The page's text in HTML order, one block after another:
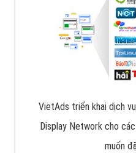
VietAds triển khai dịch
Display Network cho
muốn